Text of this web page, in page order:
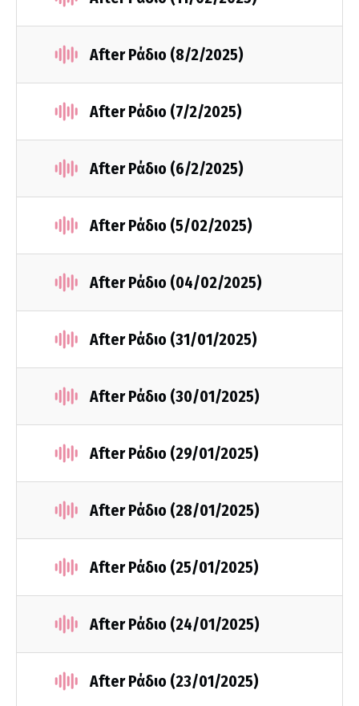
After Ράδιο (8/2/2025)
After Ράδιο (7/2/2025)
After Ράδιο (6/2/2025)
After Ράδιο (5/02/2025)
After Ράδιο (04/02/2025)
After Ράδιο (31/01/2025)
After Ράδιο (30/01/2025)
After Ράδιο (29/01/2025)
After Ράδιο (28/01/2025)
After Ράδιο (25/01/2025)
After Ράδιο (24/01/2025)
After Ράδιο (23/01/2025)